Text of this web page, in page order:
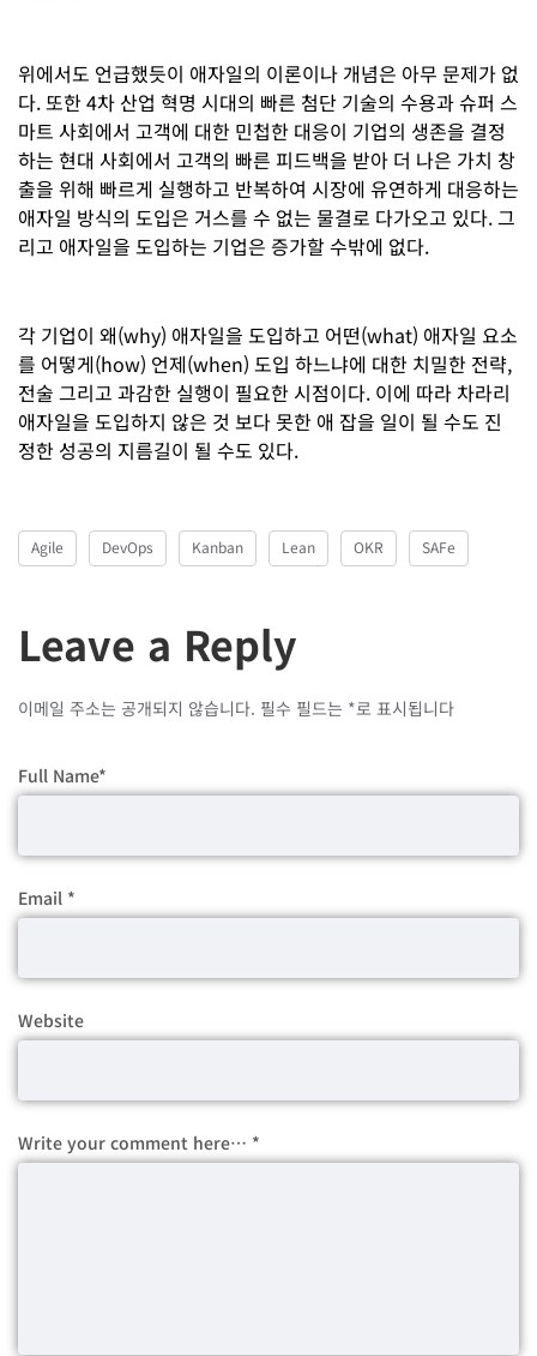
위에서도 언급했듯이 애자일의 이론이나 개념은 아무 문제가 없
다. 또한 4차 산업 혁명 시대의 빠른 첨단 기술의 수용과 슈퍼 스
마트 사회에서 고객에 대한 민첩한 대응이 기업의 생존을 결정
하는 현대 사회에서 고객의 빠른 피드백을 받아 더 나은 가치 창
출을 위해 빠르게 실행하고 반복하여 시장에 유연하게 대응하는
애자일 방식의 도입은 거스를 수 없는 물결로 다가오고 있다. 그
리고 애자일을 도입하는 기업은 증가할 수밖에 없다.
각 기업이 왜(why) 애자일을 도입하고 어떤(what) 애자일 요소
를 어떻게(how) 언제(when) 도입 하느냐에 대한 치밀한 전략,
전술 그리고 과감한 실행이 필요한 시점이다. 이에 따라 차라리
애자일을 도입하지 않은 것 보다 못한 애 잡을 일이 될 수도 진
정한 성공의 지름길이 될 수도 있다.
Agile DevOps Kanban Lean OKR SAFe
Leave a Reply
이메일 주소는 공개되지 않습니다. 필수 필드는 *로 표시됩니다
Full Name*
Email *
Website
Write your comment here… *